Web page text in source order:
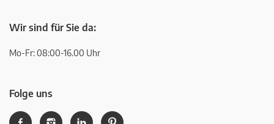
Wir sind für Sie da:
Mo-Fr: 08:00-16.00 Uhr
Folge uns